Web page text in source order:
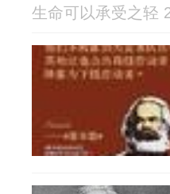
生命可以承受之轻